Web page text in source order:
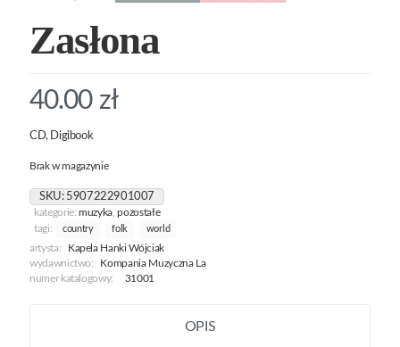
Zasłona
40.00 zł
CD, Digibook
Brak w magazynie
SKU: 5907222901007
kategorie:muzyka ,pozostałe
tagi:
country folk world
artysta:
Kapela Hanki Wójciak
wydawnictwo:
Kompania Muzyczna La
numer katalogowy:
31001
OPIS